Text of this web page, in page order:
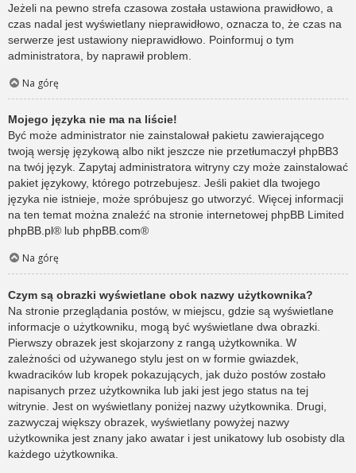
Jeżeli na pewno strefa czasowa została ustawiona prawidłowo, a
czas nadal jest wyświetlany nieprawidłowo, oznacza to, że czas na
serwerze jest ustawiony nieprawidłowo. Poinformuj o tym
administratora, by naprawił problem.
Na górę
Mojego języka nie ma na liście!
Być może administrator nie zainstalował pakietu zawierającego
twoją wersję językową albo nikt jeszcze nie przetłumaczył phpBB3
na twój język. Zapytaj administratora witryny czy może zainstalować
pakiet językowy, którego potrzebujesz. Jeśli pakiet dla twojego
języka nie istnieje, może spróbujesz go utworzyć. Więcej informacji
na ten temat można znaleźć na stronie internetowej phpBB Limited
phpBB.pl® lub phpBB.com®
Na górę
Czym są obrazki wyświetlane obok nazwy użytkownika?
Na stronie przeglądania postów, w miejscu, gdzie są wyświetlane
informacje o użytkowniku, mogą być wyświetlane dwa obrazki.
Pierwszy obrazek jest skojarzony z rangą użytkownika. W
zależności od używanego stylu jest on w formie gwiazdek,
kwadracików lub kropek pokazujących, jak dużo postów zostało
napisanych przez użytkownika lub jaki jest jego status na tej
witrynie. Jest on wyświetlany poniżej nazwy użytkownika. Drugi,
zazwyczaj większy obrazek, wyświetlany powyżej nazwy
użytkownika jest znany jako awatar i jest unikatowy lub osobisty dla
każdego użytkownika.